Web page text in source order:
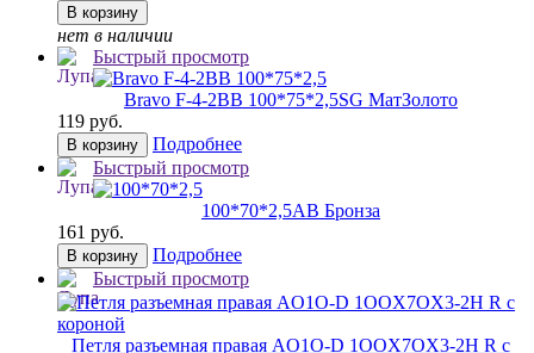
В корзину
нет в наличии
Быстрый просмотр
Bravo F-4-2BB 100*75*2,5SG МатЗолото
119 руб.
В корзину
Подробнее
Быстрый просмотр
100*70*2,5AB Бронза
161 руб.
В корзину
Подробнее
Быстрый просмотр
Петля разъемная правая AO1O-D 1OOX7OX3-2H R с